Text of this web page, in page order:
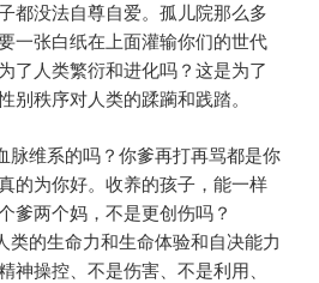
都没法自尊自爱。孤儿院那么多
一张白纸在上面灌输你们的世代
了人类繁衍和进化吗？这是为了
别秩序对人类的蹂躏和践踏。
脉维系的吗？你爹再打再骂都是你
的为你好。收养的孩子，能一样
爹两个妈，不是更创伤吗？
类的生命力和生命体验和自决能力
神操控、不是伤害、不是利用、